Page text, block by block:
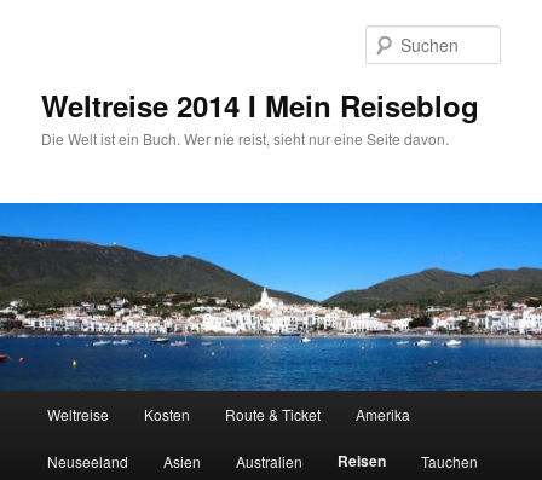
Weltreise 2014 I Mein Reiseblog
Die Welt ist ein Buch. Wer nie reist, sieht nur eine Seite davon.
Weltreise Kosten Route & Ticket Amerika
Neuseeland Asien Australien Reisen Tauchen